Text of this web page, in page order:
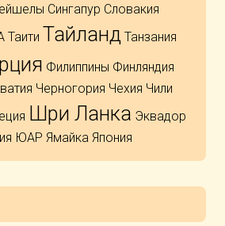
Сингапур Словакия
Таити Тайланд Танзания
Филиппины Финляндия
Черногория Чехия Чили
Шри Ланка Эквадор
ЮАР Ямайка Япония